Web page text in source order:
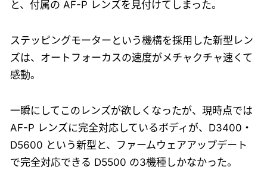
と、付属の AF-P レンズを見付けてしまった。
ステッピングモーターという機構を採用した新型レン
ズは、オートフォーカスの速度がメチャクチャ速くて
感動。
一瞬にしてこのレンズが欲しくなったが、現時点では
AF-P レンズに完全対応しているボディが、D3400・
D5600 という新型と、ファームウェアアップデート
で完全対応できる D5500 の3機種しかなかった。